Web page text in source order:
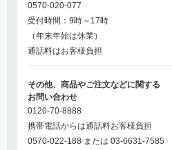
0570-020-077
受付時間：9時～17時
（年末年始は休業）
通話料はお客様負担
その他、商品やご注文などに関する
お問い合わせ
0120-70-8888
携帯電話からは通話料お客様負担
0570-022-188 または 03-6631-7585